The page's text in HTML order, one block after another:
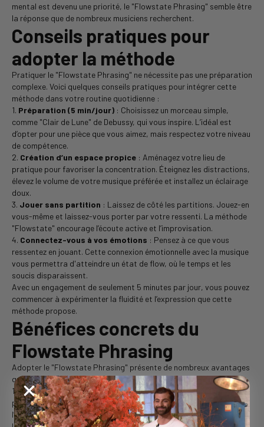
mental est devenu une priorité, le "Flowstate Phrasing" semble être
la réponse que de nombreux musiciens recherchent.
Conseils pratiques pour
adopter la méthode
Pratiquer le "Flowstate Phrasing" ne nécessite pas une préparation
complexe. Voici quelques conseils pratiques pour intégrer cette
méthode dans votre routine quotidienne :
1. Préparation (5 min/jour) : Choisissez un morceau simple,
comme "Clair de Lune" de Debussy, qui vous inspire. L’idéal est
d’opter pour une pièce que vous aimez, mais respectez votre niveau
de compétence.
2. Création d’un espace propice : Aménagez votre lieu de
pratique pour favoriser la concentration. Éteignez les distractions,
élevez le volume de votre musique préférée et installez un éclairage
doux.
3. Jouer sans partition : Laissez de côté les partitions. Jouez-en
vous-même et laissez-vous porter par votre ressenti. La méthode
"Flowstate" encourage l’écoute active et l’improvisation.
4. Connectez-vous à vos émotions : Pensez à ce que vous
ressentez en jouant. Cette connexion émotionnelle avec la musique
vous permettra d'atteindre un état de flow, où le temps et les
soucis disparaissent.
Avec un engagement de seulement 5 minutes par jour, vous pouvez
commencer à expérimenter la fluidité et l’expression que cette
méthode propose.
Bénéfices concrets du
Flowstate Phrasing
Adopter le "Flowstate Phrasing" présente de nombreux avantages
qui révolutionnent l’apprentissage du piano :
1.Réduction du stress: En éliminant la pression d’une
performance parfaite, cette méthode libère les pianistes de
l’anxiété liée à l’apprentissage traditionnel. Vous pouvez jouer pour